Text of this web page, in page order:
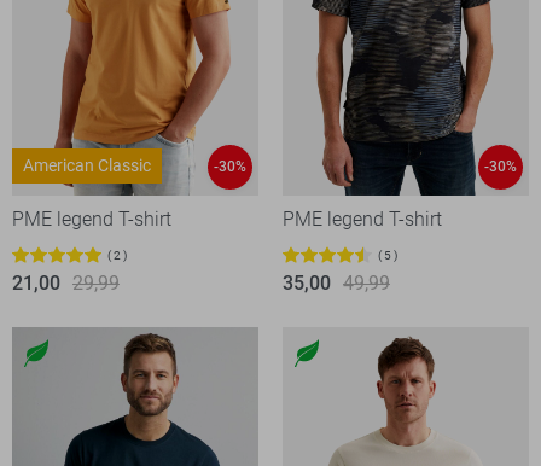
American Classic -30%
PME legend T-shirt
2
21,00 29,99
-30%
PME legend T-shirt
5
35,00 49,99